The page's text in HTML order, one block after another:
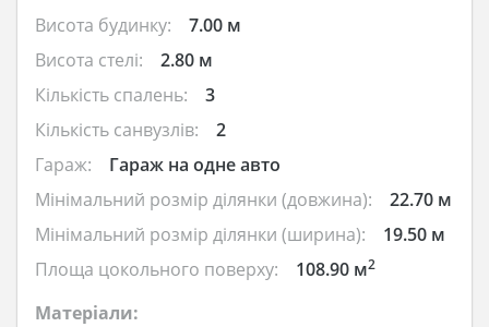
Висота будинку:
7.00 м
Висота стелі:
2.80 м
Кількість спалень:
3
Кількість санвузлів:
2
Гараж:
Гараж на одне авто
Мінімальний розмір ділянки (довжина):
22.70 м
Мінімальний розмір ділянки (ширина):
19.50 м
Площа цокольного поверху:
108.90 м2
Матеріали: